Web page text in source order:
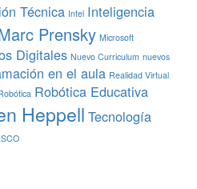
Técnica Intel Inteligencia
Prensky Microsoft
Digitales Nuevo Curriculum nuevos
en el aula Realidad Virtual
Robótica Educativa
Heppell Tecnología